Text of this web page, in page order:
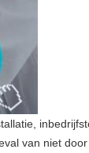
van niet